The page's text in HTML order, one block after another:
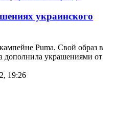
украинского
Puma. Свой образ в
дополнила украшениями от
19:26